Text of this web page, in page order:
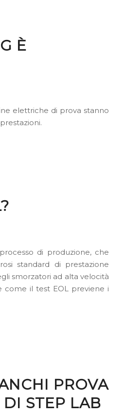
È
elettriche di prova stanno
di produzione, che
standard di prestazione
smorzatori ad alta velocità
come il test EOL previene i
PROVA
STEP LAB